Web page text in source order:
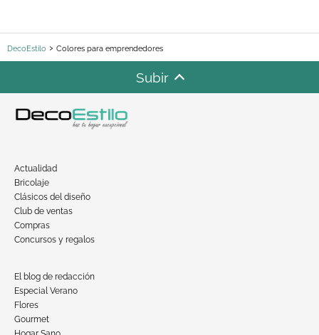
DecoEstilo Colores para emprendedores
Subir
Actualidad
Bricolaje
Clásicos del diseño
Club de ventas
Compras
Concursos y regalos
El blog de redacción
Especial Verano
Flores
Gourmet